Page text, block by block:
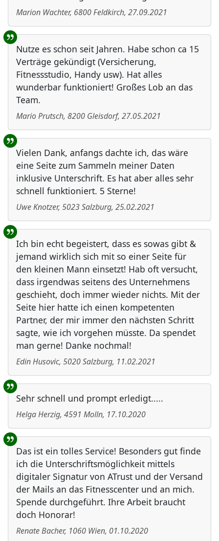
Marion Wachter, 6800Feldkirch, 27.09.2021
Nutze es schon seit Jahren. Habe schon ca 15
Verträge gekündigt (Versicherung,
Fitnessstudio, Handy usw). Hat alles
wunderbar funktioniert! Großes Lob an das
Team.
Mario Prutsch, 8200 Gleisdorf, 27.05.2021
Vielen Dank, anfangs dachte ich, das wäre
eine Seite zum Sammeln meiner Daten
inklusive Unterschrift. Es hat aber alles sehr
schnell funktioniert. 5 Sterne!
Uwe Knotzer, 5023Salzburg, 25.02.2021
Ich bin echt begeistert, dass es sowas gibt &
jemand wirklich sich mit so einer Seite für
den kleinen Mann einsetzt! Hab oft versucht,
dass irgendwas seitens des Unternehmens
geschieht, doch immer wieder nichts. Mit der
Seite hier hatte ich einen kompetenten
Partner, der mir immer den nächsten Schritt
sagte, wie ich vorgehen müsste. Da spendet
man gerne! Danke nochmal!
Edin Husovic, 5020Salzburg, 11.02.2021
Sehr schnell und prompt erledigt.....
Helga Herzig, 4591 Molln, 17.10.2020
Das ist ein tolles Service! Besonders gut finde
ich die Unterschriftsmöglichkeit mittels
digitaler Signatur von ATrust und der Versand
der Mails an das Fitnesscenter und an mich.
Spende durchgeführt. Ihre Arbeit braucht
doch Honorar!
Renate Bacher, 1060 Wien, 01.10.2020